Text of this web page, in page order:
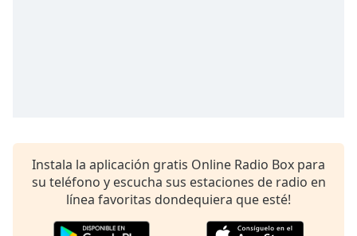
opens
subtitles
settings
dialog
Instala la aplicación gratis Online Radio Box para
su teléfono y escucha sus estaciones de radio en
línea favoritas dondequiera que esté!